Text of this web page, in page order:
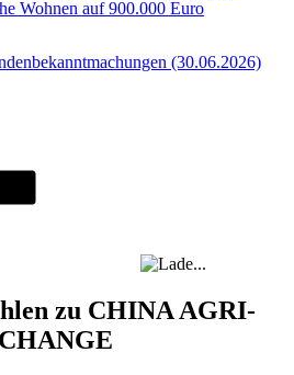
Wohnen auf 900.000 Euro
(30.06.2026)
zu CHINA AGRI-